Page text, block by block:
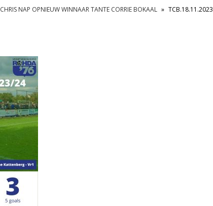
CHRIS NAP OPNIEUW WINNAAR TANTE CORRIE BOKAAL » TCB.18.11.2023